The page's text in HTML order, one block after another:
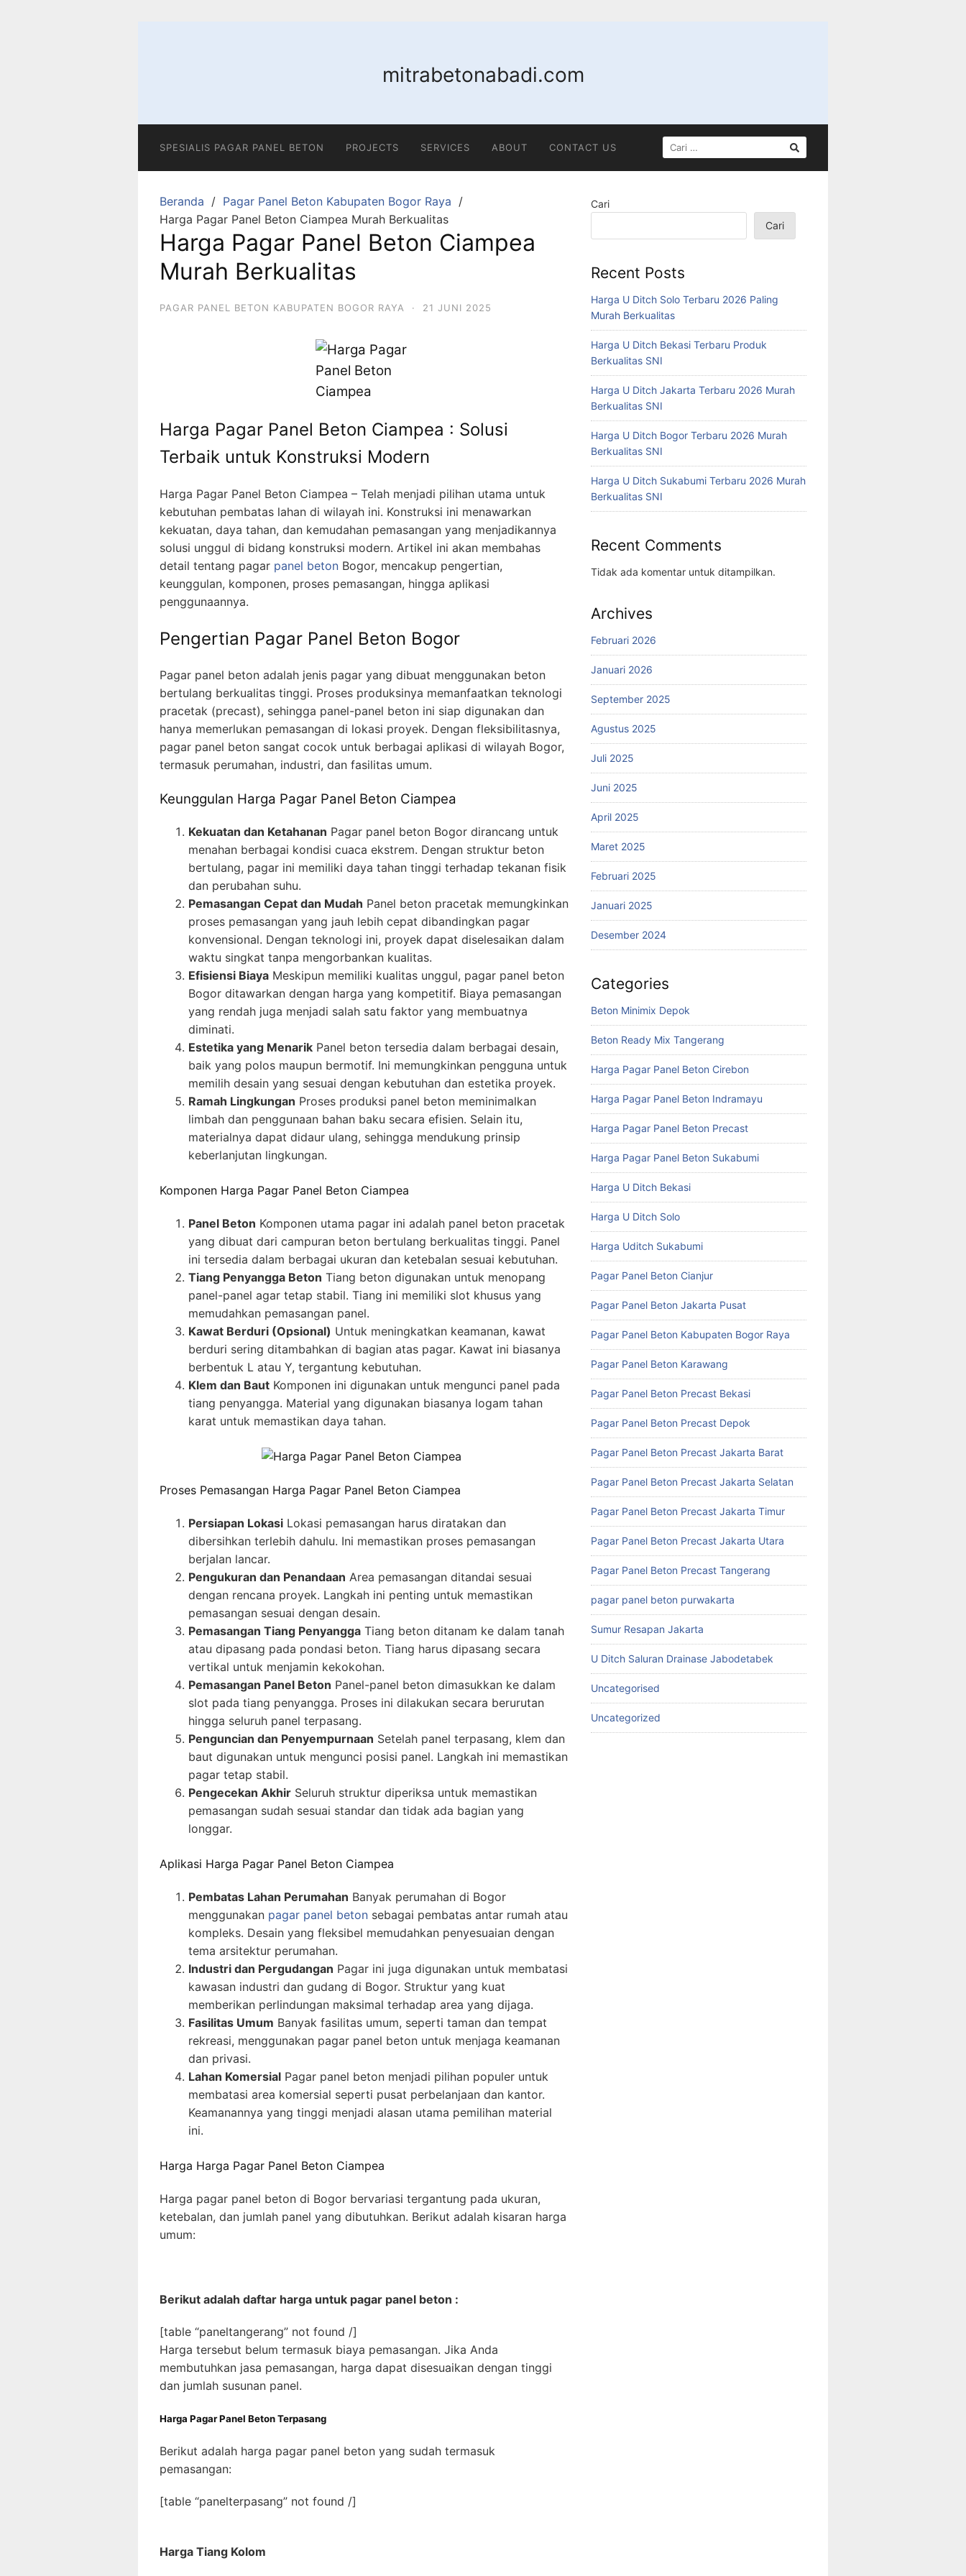
mitrabetonabadi.com
SPESIALIS PAGAR PANEL BETON PROJECTS SERVICES ABOUT CONTACT US
CARI
UNTUK:
Beranda
Pagar Panel Beton Kabupaten Bogor Raya
Harga Pagar Panel Beton Ciampea Murah Berkualitas
Harga Pagar Panel Beton Ciampea
Murah Berkualitas
PAGAR PANEL BETON KABUPATEN BOGOR RAYA · 21 JUNI 2025
Harga Pagar Panel Beton Ciampea : Solusi
Terbaik untuk Konstruksi Modern
Harga Pagar Panel Beton Ciampea – Telah menjadi pilihan utama untuk
kebutuhan pembatas lahan di wilayah ini. Konstruksi ini menawarkan
kekuatan, daya tahan, dan kemudahan pemasangan yang menjadikannya
solusi unggul di bidang konstruksi modern. Artikel ini akan membahas
detail tentang pagar panel beton Bogor, mencakup pengertian,
keunggulan, komponen, proses pemasangan, hingga aplikasi
penggunaannya.
Pengertian Pagar Panel Beton Bogor
Pagar panel beton adalah jenis pagar yang dibuat menggunakan beton
bertulang berkualitas tinggi. Proses produksinya memanfaatkan teknologi
pracetak (precast), sehingga panel-panel beton ini siap digunakan dan
hanya memerlukan pemasangan di lokasi proyek. Dengan fleksibilitasnya,
pagar panel beton sangat cocok untuk berbagai aplikasi di wilayah Bogor,
termasuk perumahan, industri, dan fasilitas umum.
Keunggulan Harga Pagar Panel Beton Ciampea
Kekuatan dan Ketahanan Pagar panel beton Bogor dirancang untuk
menahan berbagai kondisi cuaca ekstrem. Dengan struktur beton
bertulang, pagar ini memiliki daya tahan tinggi terhadap tekanan fisik
dan perubahan suhu.
Pemasangan Cepat dan Mudah Panel beton pracetak memungkinkan
proses pemasangan yang jauh lebih cepat dibandingkan pagar
konvensional. Dengan teknologi ini, proyek dapat diselesaikan dalam
waktu singkat tanpa mengorbankan kualitas.
Efisiensi Biaya Meskipun memiliki kualitas unggul, pagar panel beton
Bogor ditawarkan dengan harga yang kompetitif. Biaya pemasangan
yang rendah juga menjadi salah satu faktor yang membuatnya
diminati.
Estetika yang Menarik Panel beton tersedia dalam berbagai desain,
baik yang polos maupun bermotif. Ini memungkinkan pengguna untuk
memilih desain yang sesuai dengan kebutuhan dan estetika proyek.
Ramah Lingkungan Proses produksi panel beton meminimalkan
limbah dan penggunaan bahan baku secara efisien. Selain itu,
materialnya dapat didaur ulang, sehingga mendukung prinsip
keberlanjutan lingkungan.
Komponen Harga Pagar Panel Beton Ciampea
Panel Beton Komponen utama pagar ini adalah panel beton pracetak
yang dibuat dari campuran beton bertulang berkualitas tinggi. Panel
ini tersedia dalam berbagai ukuran dan ketebalan sesuai kebutuhan.
Tiang Penyangga Beton Tiang beton digunakan untuk menopang
panel-panel agar tetap stabil. Tiang ini memiliki slot khusus yang
memudahkan pemasangan panel.
Kawat Berduri (Opsional) Untuk meningkatkan keamanan, kawat
berduri sering ditambahkan di bagian atas pagar. Kawat ini biasanya
berbentuk L atau Y, tergantung kebutuhan.
Klem dan Baut Komponen ini digunakan untuk mengunci panel pada
tiang penyangga. Material yang digunakan biasanya logam tahan
karat untuk memastikan daya tahan.
Proses Pemasangan Harga Pagar Panel Beton Ciampea
Persiapan Lokasi Lokasi pemasangan harus diratakan dan
dibersihkan terlebih dahulu. Ini memastikan proses pemasangan
berjalan lancar.
Pengukuran dan Penandaan Area pemasangan ditandai sesuai
dengan rencana proyek. Langkah ini penting untuk memastikan
pemasangan sesuai dengan desain.
Pemasangan Tiang Penyangga Tiang beton ditanam ke dalam tanah
atau dipasang pada pondasi beton. Tiang harus dipasang secara
vertikal untuk menjamin kekokohan.
Pemasangan Panel Beton Panel-panel beton dimasukkan ke dalam
slot pada tiang penyangga. Proses ini dilakukan secara berurutan
hingga seluruh panel terpasang.
Penguncian dan Penyempurnaan Setelah panel terpasang, klem dan
baut digunakan untuk mengunci posisi panel. Langkah ini memastikan
pagar tetap stabil.
Pengecekan Akhir Seluruh struktur diperiksa untuk memastikan
pemasangan sudah sesuai standar dan tidak ada bagian yang
longgar.
Aplikasi Harga Pagar Panel Beton Ciampea
Pembatas Lahan Perumahan Banyak perumahan di Bogor
menggunakan pagar panel beton sebagai pembatas antar rumah atau
kompleks. Desain yang fleksibel memudahkan penyesuaian dengan
tema arsitektur perumahan.
Industri dan Pergudangan Pagar ini juga digunakan untuk membatasi
kawasan industri dan gudang di Bogor. Struktur yang kuat
memberikan perlindungan maksimal terhadap area yang dijaga.
Fasilitas Umum Banyak fasilitas umum, seperti taman dan tempat
rekreasi, menggunakan pagar panel beton untuk menjaga keamanan
dan privasi.
Lahan Komersial Pagar panel beton menjadi pilihan populer untuk
membatasi area komersial seperti pusat perbelanjaan dan kantor.
Keamanannya yang tinggi menjadi alasan utama pemilihan material
ini.
Harga Harga Pagar Panel Beton Ciampea
Harga pagar panel beton di Bogor bervariasi tergantung pada ukuran,
ketebalan, dan jumlah panel yang dibutuhkan. Berikut adalah kisaran harga
umum:
Berikut adalah daftar harga untuk pagar panel beton :
[table “paneltangerang” not found /]
Harga tersebut belum termasuk biaya pemasangan. Jika Anda
membutuhkan jasa pemasangan, harga dapat disesuaikan dengan tinggi
dan jumlah susunan panel.
Harga Pagar Panel Beton Terpasang
Berikut adalah harga pagar panel beton yang sudah termasuk
pemasangan:
[table “panelterpasang” not found /]
Harga Tiang Kolom
Cari
Cari
Recent Posts
Harga U Ditch Solo Terbaru 2026 Paling
Murah Berkualitas
Harga U Ditch Bekasi Terbaru Produk
Berkualitas SNI
Harga U Ditch Jakarta Terbaru 2026 Murah
Berkualitas SNI
Harga U Ditch Bogor Terbaru 2026 Murah
Berkualitas SNI
Harga U Ditch Sukabumi Terbaru 2026 Murah
Berkualitas SNI
Recent Comments
Tidak ada komentar untuk ditampilkan.
Archives
Februari 2026
Januari 2026
September 2025
Agustus 2025
Juli 2025
Juni 2025
April 2025
Maret 2025
Februari 2025
Januari 2025
Desember 2024
Categories
Beton Minimix Depok
Beton Ready Mix Tangerang
Harga Pagar Panel Beton Cirebon
Harga Pagar Panel Beton Indramayu
Harga Pagar Panel Beton Precast
Harga Pagar Panel Beton Sukabumi
Harga U Ditch Bekasi
Harga U Ditch Solo
Harga Uditch Sukabumi
Pagar Panel Beton Cianjur
Pagar Panel Beton Jakarta Pusat
Pagar Panel Beton Kabupaten Bogor Raya
Pagar Panel Beton Karawang
Pagar Panel Beton Precast Bekasi
Pagar Panel Beton Precast Depok
Pagar Panel Beton Precast Jakarta Barat
Pagar Panel Beton Precast Jakarta Selatan
Pagar Panel Beton Precast Jakarta Timur
Pagar Panel Beton Precast Jakarta Utara
Pagar Panel Beton Precast Tangerang
pagar panel beton purwakarta
Sumur Resapan Jakarta
U Ditch Saluran Drainase Jabodetabek
Uncategorised
Uncategorized